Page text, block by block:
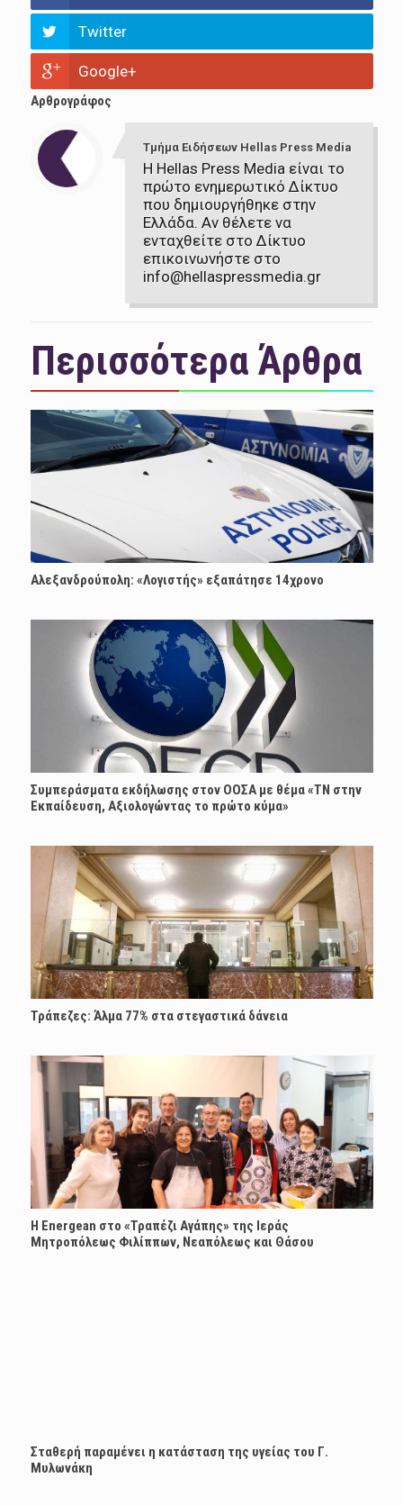
Twitter
Google+
Αρθρογράφος
Τμήμα Ειδήσεων Hellas Press Media
Η Hellas Press Media είναι το
πρώτο ενημερωτικό Δίκτυο
που δημιουργήθηκε στην
Ελλάδα. Αν θέλετε να
ενταχθείτε στο Δίκτυο
επικοινωνήστε στο
info@hellaspressmedia.gr
Περισσότερα Άρθρα
Αλεξανδρούπολη: «Λογιστής» εξαπάτησε 14χρονο
Συμπεράσματα εκδήλωσης στον ΟΟΣΑ με θέμα «ΤΝ στην
Εκπαίδευση, Αξιολογώντας το πρώτο κύμα»
Τράπεζες: Άλμα 77% στα στεγαστικά δάνεια
H Energean στο «Τραπέζι Αγάπης» της Ιεράς
Μητροπόλεως Φιλίππων, Νεαπόλεως και Θάσου
Σταθερή παραμένει η κατάσταση της υγείας του Γ.
Μυλωνάκη